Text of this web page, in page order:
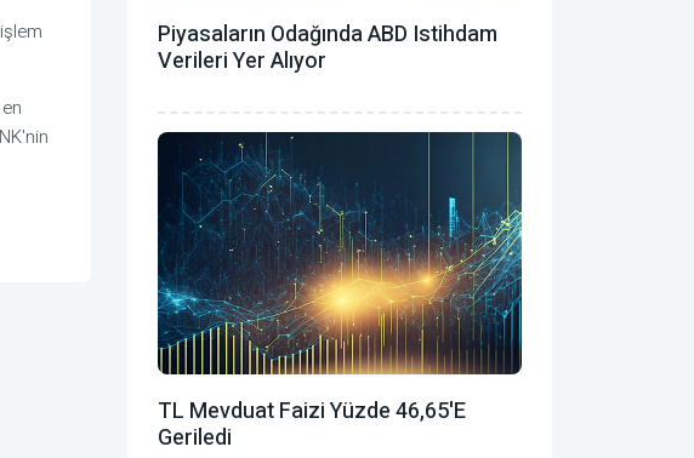
Piyasaların Odağında ABD Istihdam
Verileri Yer Alıyor
TL Mevduat Faizi Yüzde 46,65'e
Geriledi